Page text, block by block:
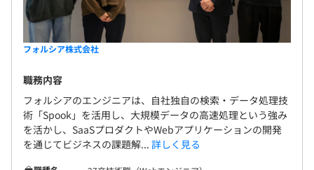
フォルシア株式会社
職務内容
フォルシアのエンジニアは、自社独自の検索・データ処理技
術「Spook」を活用し、大規模データの高速処理という強み
を活かし、SaaSプロダクトやWebアプリケーションの開発
を通じてビジネスの課題解... 詳しく見る